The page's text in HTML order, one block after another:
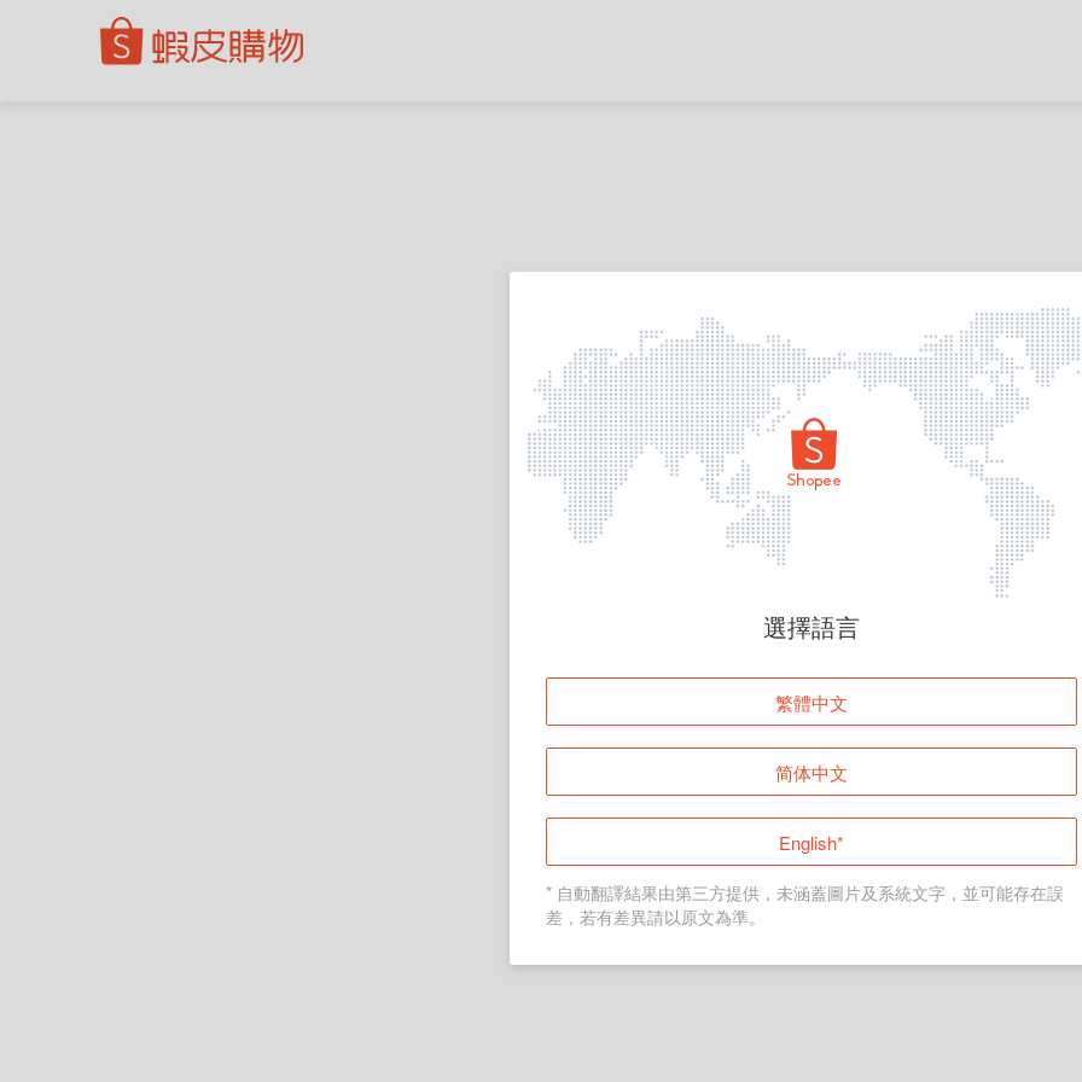
頁面無法顯示
登入
返回首頁
選擇語言
繁體中文
简体中文
English*
* 自動翻譯結果由第三方提供，未涵蓋圖片及系統文字，並可能存在誤
差，若有差異請以原文為準。